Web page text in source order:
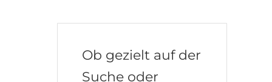
Ob gezielt auf der
Suche oder